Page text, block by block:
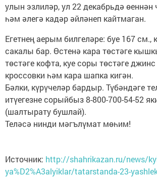
улын эзлиләр, ул 22 декабрьдә өеннән
һәм әлегә кадәр әйләнеп кайтмаган.
Егетнең аерым билгеләре: буе 167 см.,
сакалы бар. Өстенә кара төстәге
төстәге кофта, куе соры төстәге
кроссовки һәм кара шапка кигән.
Бәлки, күрүчеләр бардыр. Түбәндәге
итүегезне сорыйбыз 8-800-700-54-52
(шалтырату бушлай).
Теләсә нинди мәгълүмат мөһим!
Источник: http://shahrikazan.ru/news/
ya%D2%A3alyiklar/tatarstanda-23-